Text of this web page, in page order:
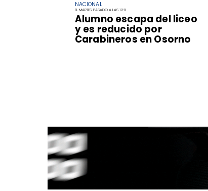
NACIONAL
EL MARTES PASADO A LAS 12:11
Alumno escapa del liceo
y es reducido por
Carabineros en Osorno